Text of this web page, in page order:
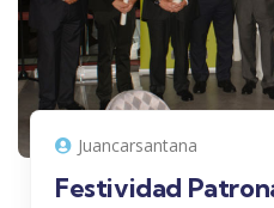
Juancarsantana
Festividad